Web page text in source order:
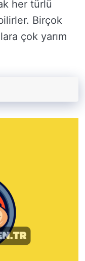
her türlü
Birçok
çok yarım